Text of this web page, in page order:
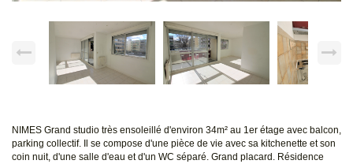
NIMES Grand studio très ensoleillé d'environ 34m² au 1er étage avec balcon,
parking collectif. Il se compose d'une pièce de vie avec sa kitchenette et son
coin nuit, d'une salle d'eau et d'un WC séparé. Grand placard. Résidence